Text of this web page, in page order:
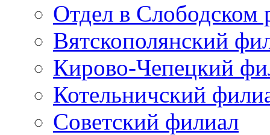
Отдел в Слободском
Вятскополянский
Кирово-Чепецкий
Котельничский
Советский филиал